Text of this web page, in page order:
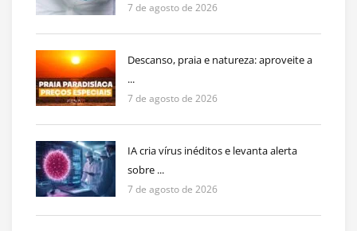
7 de agosto de 2026
Descanso, praia e natureza: aproveite a
...
7 de agosto de 2026
IA cria vírus inéditos e levanta alerta
sobre ...
7 de agosto de 2026